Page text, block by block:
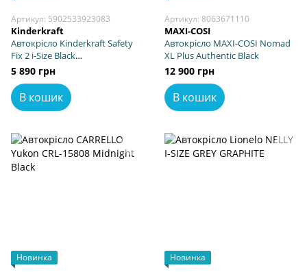
Артикул: 5902533923083
Kinderkraft
Автокрісло Kinderkraft Safety
Fix 2 i-Size Black
(KCSAFI02BLK0000)
5 890 грн
В кошик
Артикул: 8063671110
MAXI-COSI
Автокрісло MAXI-COSI Nomad
XL Plus Authentic Black
12 900 грн
В кошик
Новинка Новинка